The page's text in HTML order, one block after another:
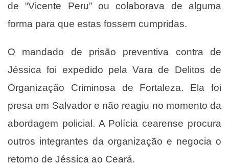
de “Vicente Peru” ou colaborava de alguma
forma para que estas fossem cumpridas.
O mandado de prisão preventiva contra de
Jéssica foi expedido pela Vara de Delitos de
Organização Criminosa de Fortaleza. Ela foi
presa em Salvador e não reagiu no momento da
abordagem policial. A Polícia cearense procura
outros integrantes da organização e negocia o
retorno de Jéssica ao Ceará.